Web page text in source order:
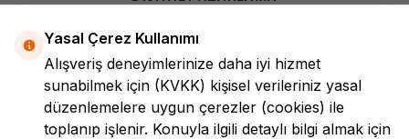
Yasal Çerez Kullanımı
Alışveriş deneyimlerinize daha iyi hizmet
sunabilmek için (KVKK) kişisel verileriniz yasal
düzenlemelere uygun çerezler (cookies) ile
toplanıp işlenir. Konuyla ilgili detaylı bilgi almak için